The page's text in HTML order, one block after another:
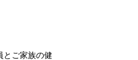
とご家族の健